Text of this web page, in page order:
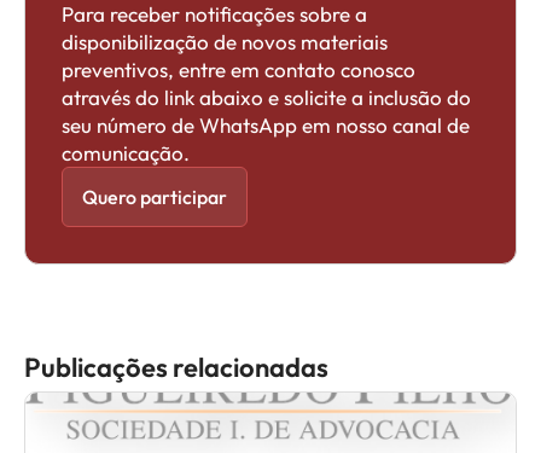
Para receber notificações sobre a
disponibilização de novos materiais
preventivos, entre em contato conosco
através do link abaixo e solicite a inclusão do
seu número de WhatsApp em nosso canal de
comunicação.
Quero participar
Publicações relacionadas